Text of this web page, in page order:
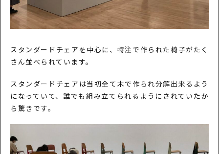
スタンダードチェアを中心に、特注で作られた椅子がたく
さん並べられています。
スタンダードチェアは当初全て木で作られ分解出来るよう
になっていて、誰でも組み立てられるようにされていたか
ら驚きです。